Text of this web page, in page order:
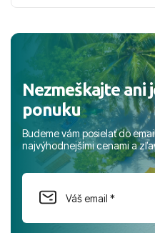
Nezmeškajte ani
ponuku
Budeme vám posielať do
najvýhodnejšími cenami a